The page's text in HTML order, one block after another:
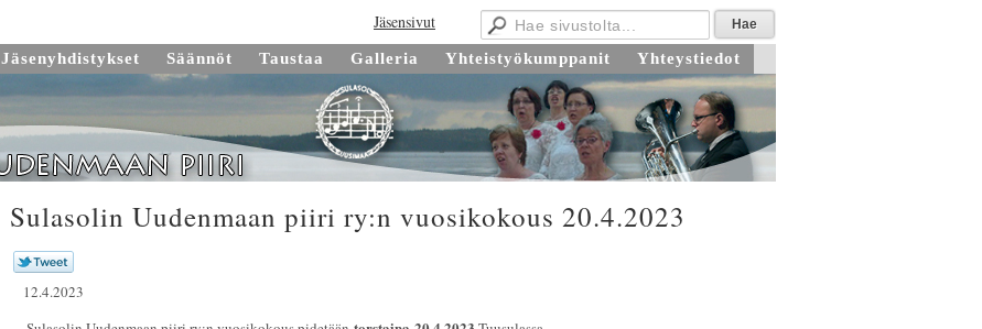
Jäsensivut
Jäsenyhdistykset Säännöt Taustaa Galleria Yhteistyökumppanit Yhteystiedot
Sulasolin Uudenmaan piiri ry:n vuosikokous 20.4.2023
12.4.2023